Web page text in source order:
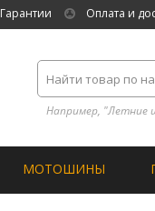
Гарантии Оплата и
Например, "Летние
МОТОШИНЫ